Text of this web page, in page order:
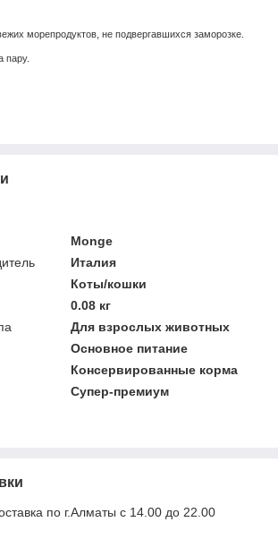
морепродуктов, не подвергавшихся заморозке.
пару.
Monge
Италия
Коты/кошки
0.08 кг
Для взрослых животных
Основное питание
Консервированные корма
Супер-премиум
по г.Алматы с 14.00 до 22.00